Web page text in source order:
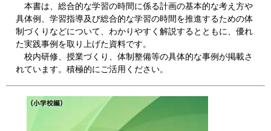
本書は、総合的な学習の時間に係る計画の基本的な考え方や
具体例、学習指導及び総合的な学習の時間を推進するための体
制づくりなどについて、わかりやすく解説するとともに、優れ
た実践事例を取り上げた資料です。
校内研修、授業づくり、体制整備等の具体的な事例が掲載さ
れています。積極的にご活用ください。